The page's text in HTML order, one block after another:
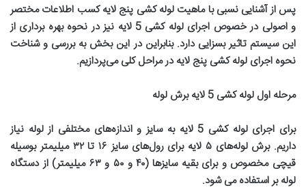
پس از آشنایی نسبی با ماهیت لوله کشی پنج لایه کسب اطلاعات مختصر
و اصولی در خصوص اجرای لوله کشی 5 لایه نیز در نحوه بهره برداری از
این سیستم تاثیر بسزایی دارد. بنابراین در این بخش به بررسی و شناخت
نحوه اجرای لوله کشی پنج لایه در مراحل کلی می‌پردازیم.
مرحله اول لوله کشی 5 لایه برش لوله
برای اجرای لوله کشی 5 لایه به سایز و اندازه‌های مختلفی از لوله نیاز
داریم. برش لوله‌های۵ لایه برای رول‌های سایز ۱۶ تا۳۲ میلیمتر بوسیله
قیچی مخصوص و برای بقیه سایزها (۴۰و ۵۰ و۶۳ میلیمتر) از دستگاه
لوله بر استفاده می شود.